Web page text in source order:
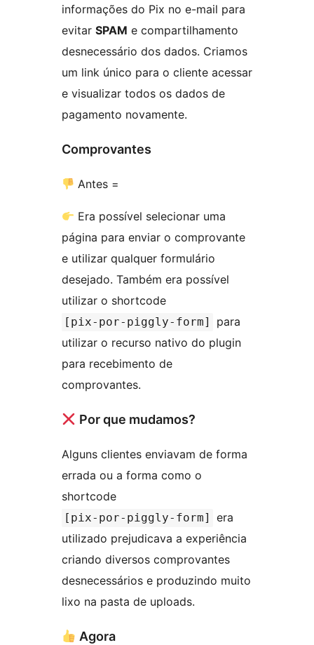
informações do Pix no e-mail para
evitar SPAM e compartilhamento
desnecessário dos dados. Criamos
um link único para o cliente acessar
e visualizar todos os dados de
pagamento novamente.
Comprovantes
Antes =
Era possível selecionar uma
página para enviar o comprovante
e utilizar qualquer formulário
desejado. Também era possível
utilizar o shortcode
[pix-por-piggly-form]
para
utilizar o recurso nativo do plugin
para recebimento de
comprovantes.
Por que mudamos?
Alguns clientes enviavam de forma
errada ou a forma como o
shortcode
[pix-por-piggly-form]
era
utilizado prejudicava a experiência
criando diversos comprovantes
desnecessários e produzindo muito
lixo na pasta de uploads.
Agora